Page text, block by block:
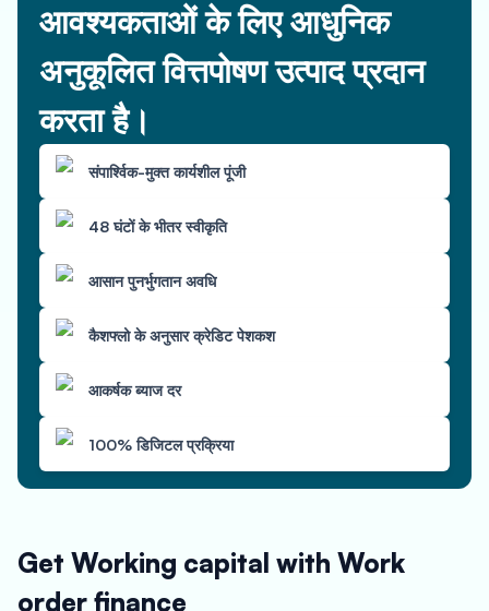
आवश्यकताओं के लिए आधुनिक
अनुकूलित वित्तपोषण उत्पाद प्रदान
करता है।
संपार्श्विक-मुक्त कार्यशील पूंजी
48 घंटों के भीतर स्वीकृति
आसान पुनर्भुगतान अवधि
कैशफ्लो के अनुसार क्रेडिट पेशकश
आकर्षक ब्याज दर
100% डिजिटल प्रक्रिया
Get Working capital with Work
order finance